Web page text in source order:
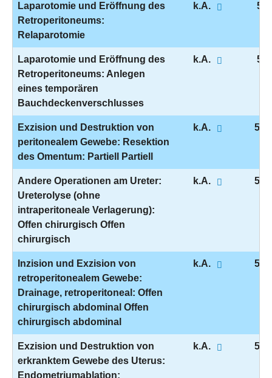
Laparotomie und Eröffnung des
Retroperitoneums:
Relaparotomie
k.A. 5-
Laparotomie und Eröffnung des
Retroperitoneums: Anlegen
eines temporären
Bauchdeckenverschlusses
k.A. 5-
Exzision und Destruktion von
peritonealem Gewebe: Resektion
des Omentum: Partiell Partiell
k.A. 5-
Andere Operationen am Ureter:
Ureterolyse (ohne
intraperitoneale Verlagerung):
Offen chirurgisch Offen
chirurgisch
k.A. 5-
Inzision und Exzision von
retroperitonealem Gewebe:
Drainage, retroperitoneal: Offen
chirurgisch abdominal Offen
chirurgisch abdominal
k.A. 5-
Exzision und Destruktion von
erkranktem Gewebe des Uterus:
Endometriumablation:
k.A. 5-